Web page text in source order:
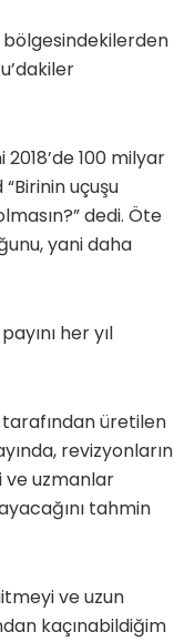
bölgesindekilerden
100 milyar
uçuşu
dedi. Öte
yani daha
her yıl
tarafından üretilen
revizyonların
ve uzmanlar
tahmin
ve uzun
kaçınabildiğim